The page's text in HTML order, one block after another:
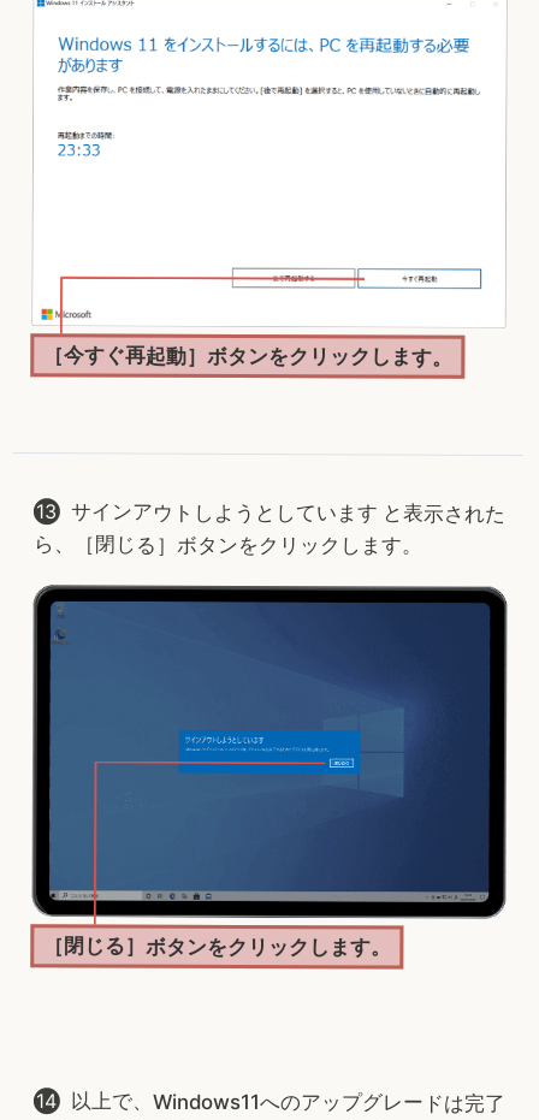
［今すぐ再起動］ボタンをクリックします。
サインアウトしようとしています と表示された
ら、［閉じる］ボタンをクリックします。
［閉じる］ボタンをクリックします。
以上で、Windows11へのアップグレードは完了